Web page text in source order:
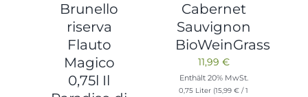
Brunello
riserva
Flauto
Magico
0,75l Il
Cabernet
Sauvignon
BioWeinGrass
11,99 €
Enthält 20% MwSt.
0,75 Liter (15,99€ / 1